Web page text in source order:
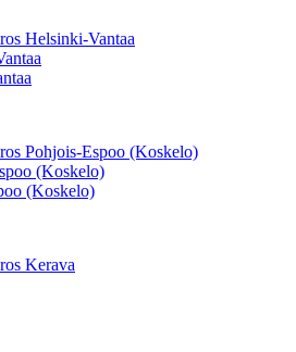
Helsinki-Vantaa
Pohjois-Espoo (Koskelo)
(Koskelo)
(Koskelo)
Kerava